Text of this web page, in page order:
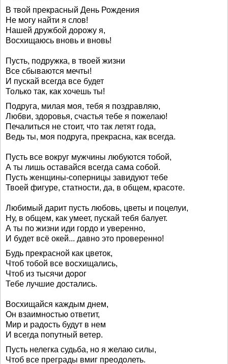
В твой прекрасный День Рождения
Не могу найти я слов!
Нашей дружбой дорожу я,
Восхищаюсь вновь и вновь!
Пусть, подружка, в твоей жизни
Все сбываются мечты!
И пускай всегда все будет
Только так, как хочешь ты!
Подруга, милая моя, тебя я поздравляю,
Любви, здоровья, счастья тебе я пожелаю!
Печалиться не стоит, что так летят года,
Ведь ты, моя подруга, прекрасна, как всегда.
Пусть все вокруг мужчины любуются тобой,
А ты лишь оставайся всегда сама собой.
Пусть женщины-соперницы завидуют тебе
Твоей фигуре, статности, да, в общем, красоте.
Любимый дарит пусть любовь, цветы и поцелуи,
Ну, в общем, как умеет, пускай тебя балует.
А ты по жизни иди гордо и уверенно,
И будет всё окей... давно это проверенно!
Будь прекрасной как цветок,
Чтоб тобой все восхищались,
Чтоб из тысячи дорог
Тебе лучшие достались.
Восхищайся каждым днем,
Он взаимностью ответит,
Мир и радость будут в нем
И всегда попутный ветер.
Пусть нелегка судьба, но я желаю силы,
Чтоб все преграды вмиг преодолеть.